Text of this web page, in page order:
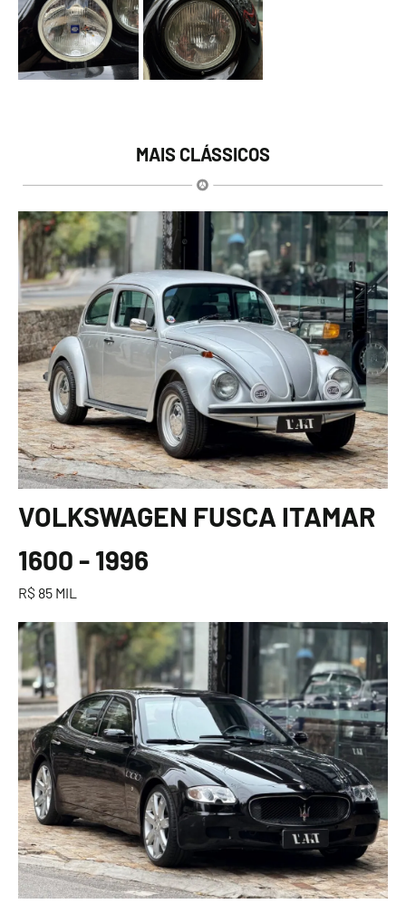
MAIS CLÁSSICOS
VOLKSWAGEN FUSCA ITAMAR
1600 - 1996
R$ 85 MIL